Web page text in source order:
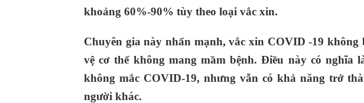
khoảng 60%-90% tùy theo loại vắc xin.
Chuyên gia này nhấn mạnh, vắc xin COVID -19
vệ cơ thể không mang mầm bệnh. Điều này có nghĩa
không mắc COVID-19, nhưng vẫn có khả năng trở
người khác.